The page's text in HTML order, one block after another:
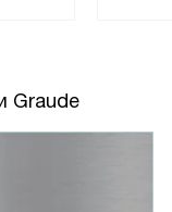
Graude